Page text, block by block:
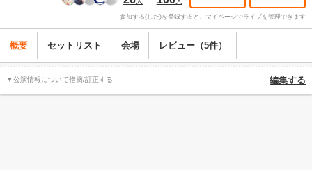
参加する(した)を登録すると、マイページでライブを管理できます
概要 セットリスト 会場 レビュー（5件）
▼公演情報について指摘/訂正する 編集する